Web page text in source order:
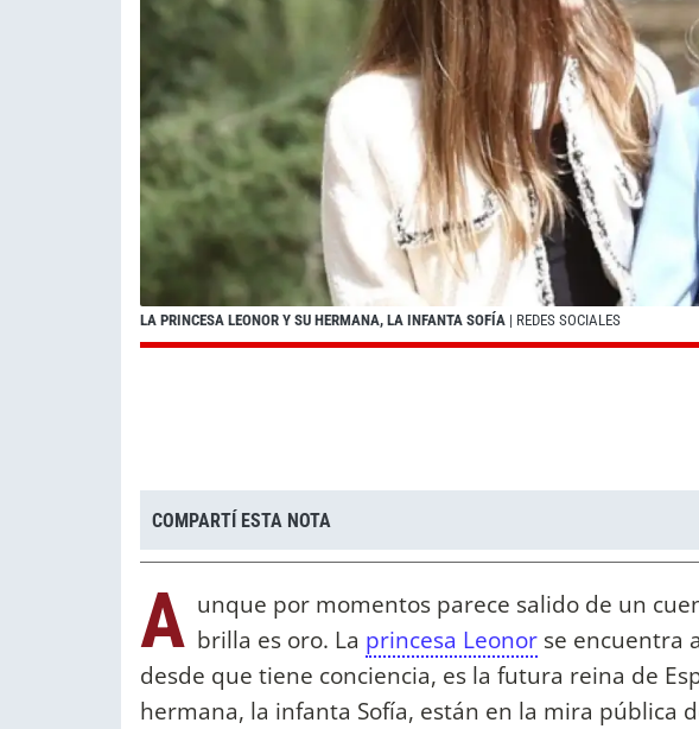
LA PRINCESA LEONOR Y SU HERMANA, LA INFANTA SOFÍA | REDES SOCIALES
COMPARTÍ ESTA NOTA
A unque por momentos parece salido de un
brilla es oro. La princesa Leonor se encuentra
desde que tiene conciencia, es la futura reina de
hermana, la infanta Sofía, están en la mira pública